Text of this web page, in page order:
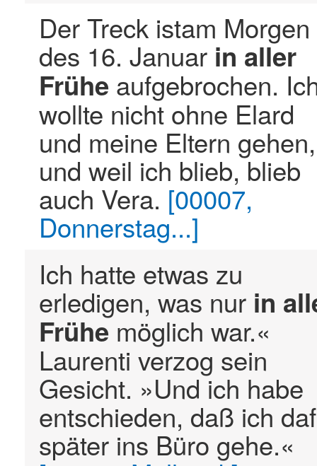
Der Treck istam Morgen
des 16. Januar in aller
Frühe aufgebrochen.
wollte nicht ohne Elard
und meine Eltern gehen,
und weil ich blieb, blieb
auch Vera. [00007,
Donnerstag...]
Ich hatte etwas zu
erledigen, was nur in
Frühemöglich war.«
Laurenti verzog sein
Gesicht. »Und ich habe
entschieden, daß ich
später ins Büro gehe.«